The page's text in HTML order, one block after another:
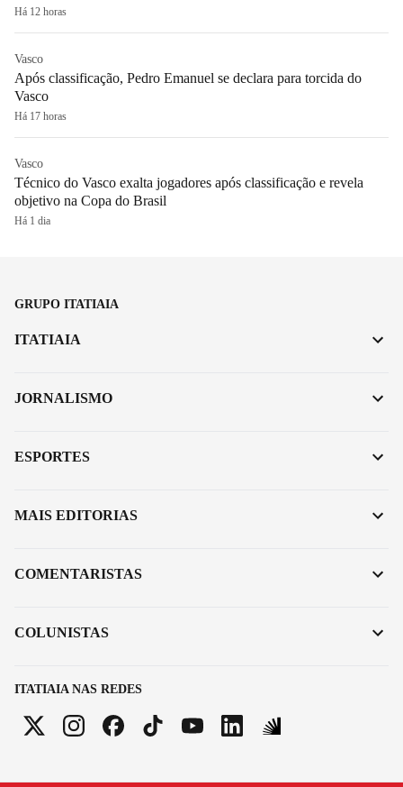
Há 12 horas
Vasco
Após classificação, Pedro Emanuel se declara para torcida do
Vasco
Há 17 horas
Vasco
Técnico do Vasco exalta jogadores após classificação e revela
objetivo na Copa do Brasil
Há 1 dia
GRUPO ITATIAIA
ITATIAIA NAS REDES
ITATIAIA
JORNALISMO
ESPORTES
MAIS EDITORIAS
COMENTARISTAS
COLUNISTAS